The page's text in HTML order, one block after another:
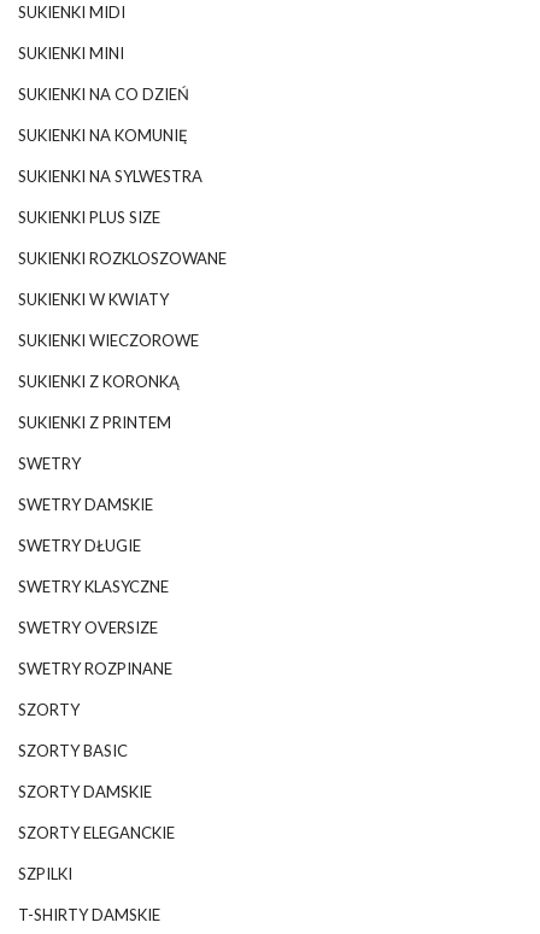
SUKIENKI MIDI
SUKIENKI MINI
SUKIENKI NA CO DZIEŃ
SUKIENKI NA KOMUNIĘ
SUKIENKI NA SYLWESTRA
SUKIENKI PLUS SIZE
SUKIENKI ROZKLOSZOWANE
SUKIENKI W KWIATY
SUKIENKI WIECZOROWE
SUKIENKI Z KORONKĄ
SUKIENKI Z PRINTEM
SWETRY
SWETRY DAMSKIE
SWETRY DŁUGIE
SWETRY KLASYCZNE
SWETRY OVERSIZE
SWETRY ROZPINANE
SZORTY
SZORTY BASIC
SZORTY DAMSKIE
SZORTY ELEGANCKIE
SZPILKI
T-SHIRTY DAMSKIE